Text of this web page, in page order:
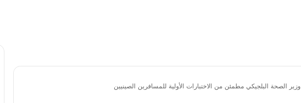
وزير الصحة البلجيكي مطمئن من الاختبارات الأولية للمسافرين الصينيين